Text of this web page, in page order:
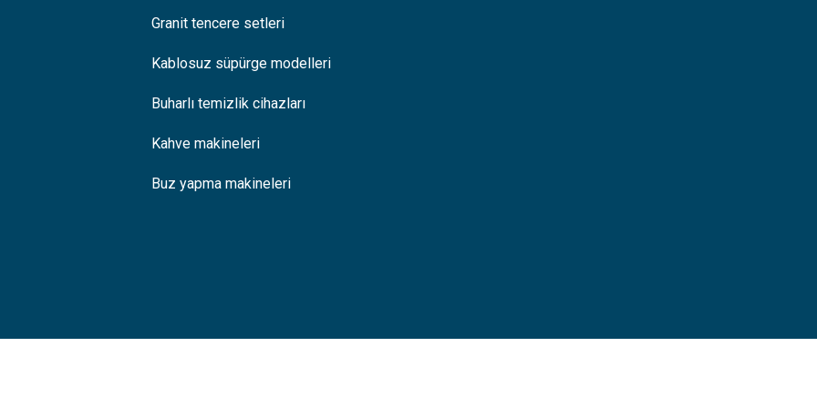
Granit tencere setleri
Kablosuz süpürge modelleri
Buharlı temizlik cihazları
Kahve makineleri
Buz yapma makineleri